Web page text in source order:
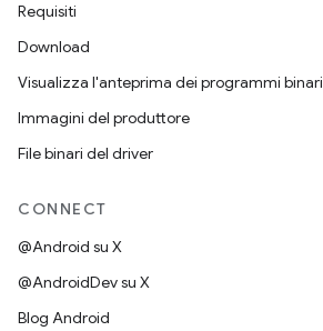
Requisiti
Download
Visualizza l'anteprima dei programmi binari
Immagini del produttore
File binari del driver
CONNECT
@Android su X
@AndroidDev su X
Blog Android